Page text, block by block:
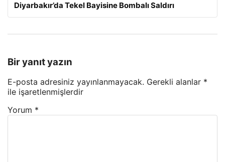
Diyarbakır’da Tekel Bayisine Bombalı Saldırı
Bir yanıt yazın
E-posta adresiniz yayınlanmayacak. Gerekli alanlar *
ile işaretlenmişlerdir
Yorum *